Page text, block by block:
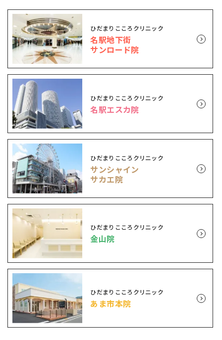
ひだまりこころクリニック
名駅地下街
サンロード院
ひだまりこころクリニック
名駅エスカ院
ひだまりこころクリニック
サンシャイン
サカエ院
ひだまりこころクリニック
金山院
ひだまりこころクリニック
あま市本院